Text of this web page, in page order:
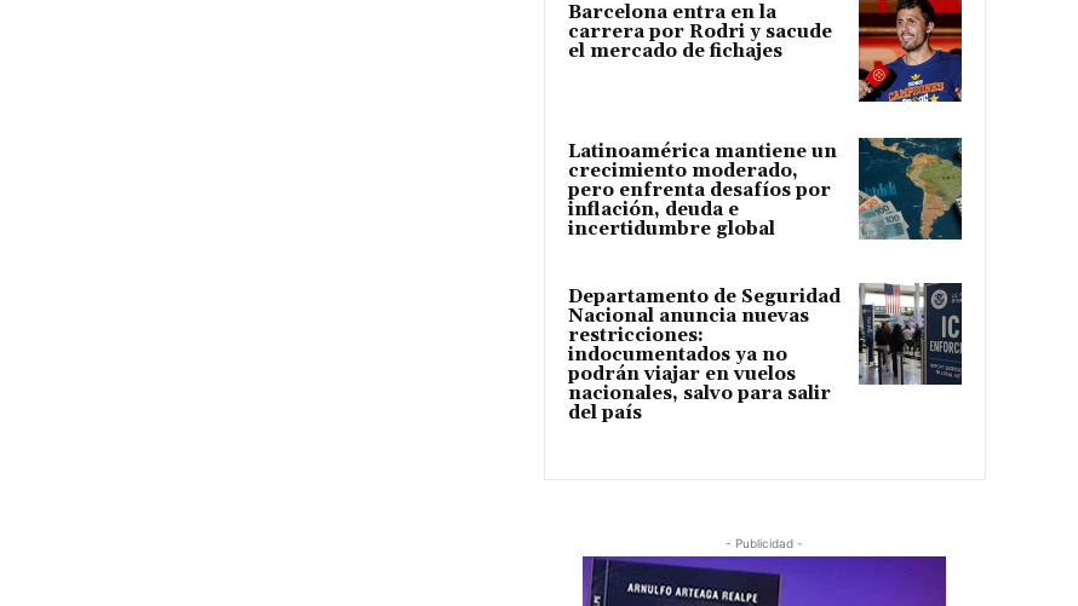
Barcelona entra en la
carrera por Rodri y sacude
el mercado de fichajes
Latinoamérica mantiene un
crecimiento moderado,
pero enfrenta desafíos por
inflación, deuda e
incertidumbre global
Departamento de Seguridad
Nacional anuncia nuevas
restricciones:
indocumentados ya no
podrán viajar en vuelos
nacionales, salvo para salir
del país
- Publicidad -